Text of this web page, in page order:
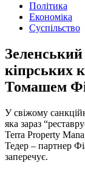
Політика
Економіка
Суспільство
Зеленський
кіпрських
Томашем
У свіжому
яка зараз
Terra Property
Тедер – партнер
заперечує.